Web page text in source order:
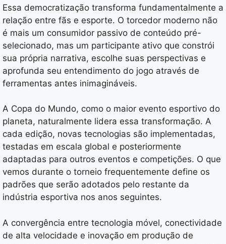
Essa democratização transforma fundamentalmente a
relação entre fãs e esporte. O torcedor moderno não
é mais um consumidor passivo de conteúdo pré-
selecionado, mas um participante ativo que constrói
sua própria narrativa, escolhe suas perspectivas e
aprofunda seu entendimento do jogo através de
ferramentas antes inimagináveis.
A Copa do Mundo, como o maior evento esportivo do
planeta, naturalmente lidera essa transformação. A
cada edição, novas tecnologias são implementadas,
testadas em escala global e posteriormente
adaptadas para outros eventos e competições. O que
vemos durante o torneio frequentemente define os
padrões que serão adotados pelo restante da
indústria esportiva nos anos seguintes.
A convergência entre tecnologia móvel, conectividade
de alta velocidade e inovação em produção de